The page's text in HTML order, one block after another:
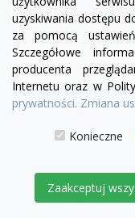
Fotel Serena
uzyskiwania dostępu
za pomocą
Szczegółowe
producenta
Internetu oraz w
prywatności. Zmiana
Konieczne
Zaakceptuj